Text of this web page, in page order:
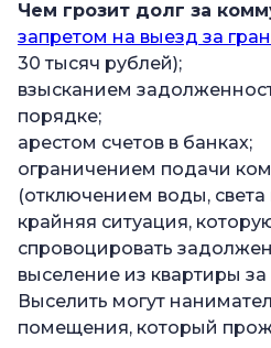
Чем грозит долг за
запретом на выезд за
30 тысяч рублей);
взысканием
порядке;
арестом счетов в банках;
ограничением подачи
(отключением воды, света
крайняя ситуация,
спровоцировать
выселение из квартиры за
Выселить могут
помещения, который